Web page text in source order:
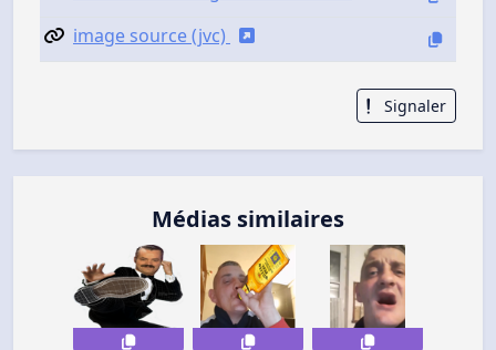
image source (jvc)
Signaler
Médias similaires